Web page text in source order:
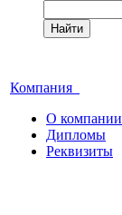
Найти
Компания
О компании
Дипломы
Реквизиты